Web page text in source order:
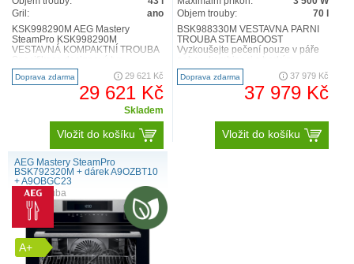
Gril:
ano
KSK998290M AEG Mastery
SteamPro KSK998290M
VESTAVNÁ KOMPAKTNÍ TROUBA
Specifikace designový typ
Vestavná trouba Typ zařízení
Multiparní trou..
Doprava zdarma 29 621 Kč
29 621 Kč
Skladem
Vložit do košíku
Objem trouby:
70 l
BSK988330M VESTAVNÁ PARNÍ
TROUBA STEAMBOOST
Vyzkoušejte pečení pouze v páře
nebo v kombinaci s horkým
vzduchem. Získáte dokonale
upečený pokrm s b..
Doprava zdarma 37 979 Kč
37 979 Kč
Vložit do košíku
AEG Mastery SteamPro
BSK792320M + dárek A9OZBT10
+ A9OBGC23
parní trouba
A+